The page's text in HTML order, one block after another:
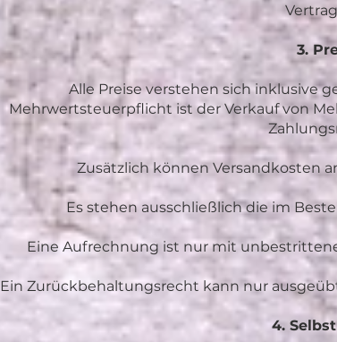
3.
Alle Preise verstehen sich inklusive
Mehrwertsteuerpflicht ist der Verkauf von
Zusätzlich können Versandkosten
Es stehen ausschließlich die im
Eine Aufrechnung ist nur mit
Ein Zurückbehaltungsrecht kann nur
4.